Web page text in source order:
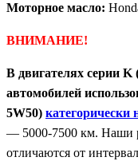
Моторное масло:
ВНИМАНИЕ!
В двигателях серии K
автомобилей
5W50) категорически
— 5000-7500 км. Наши
отличаются от